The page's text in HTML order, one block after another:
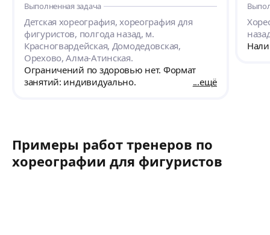
понравилось. Все четко и понятно. С
ребенком контакт найден! Занятие
продолжаем дальше. Василиса хороший и
грамотный тренер. Рекомендую!
Выполненная задача
Детская хореография, хореография для
фигуристов, полгода назад, м.
Красногвардейская, Домодедовская,
Орехово, Алма-Атинская.
Ограничений по здоровью нет. Формат
занятий: индивидуально.
ещё
те
Примеры работ тренеров по
хореографии для фигуристов